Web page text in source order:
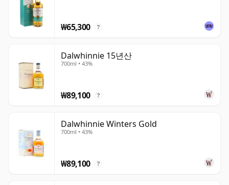
₩65,300 ?
Dalwhinnie 15년산
700ml • 43%
₩89,100 ?
Dalwhinnie Winters Gold
700ml • 43%
₩89,100 ?